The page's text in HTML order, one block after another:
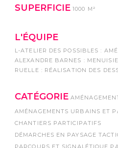
SUPERFICIE 1000 M²
L'ÉQUIPE
L-ATELIER DES POSSIBLES :
ALEXANDRE BARNES :
RUELLE : RÉALISATION DES
CATÉGORIE
AMÉNAGEMENTS URBAINS ET
CHANTIERS PARTICIPATIFS
DÉMARCHES EN PAYSAGE